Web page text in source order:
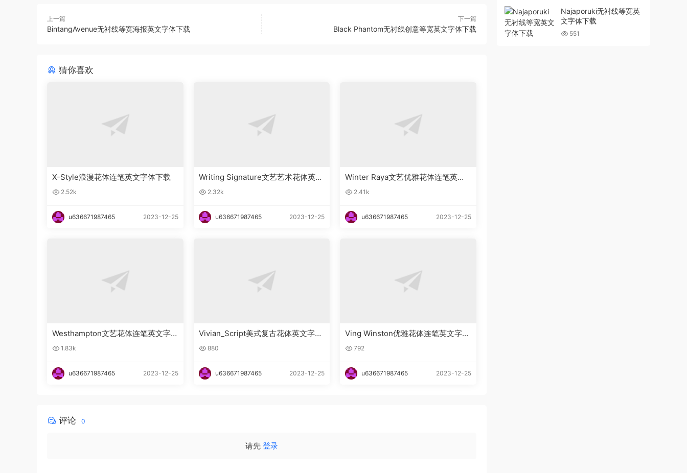
上一篇
BintangAvenue无衬线等宽海报英文字体下载
下一篇
Black Phantom无衬线创意等宽英文字体下载
猜你喜欢
X-Style浪漫花体连笔英文字体下载
2.52k
u636671987465 2023-12-25
Writing Signature文艺艺术花体英文
字体下载
2.32k
u636671987465 2023-12-25
Winter Raya文艺优雅花体连笔英文
字体下载
2.41k
u636671987465 2023-12-25
Westhampton文艺花体连笔英文字
体下载
1.83k
u636671987465 2023-12-25
Vivian_Script美式复古花体英文字体
下载
880
u636671987465 2023-12-25
Ving Winston优雅花体连笔英文字体
下载792
u636671987465 2023-12-25
评论 0
请先 登录
Najaporuki无衬线等宽英
文字体下载
551